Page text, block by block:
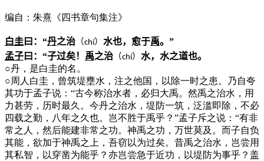
编自：朱熹《四书章句集注》
白圭曰：“丹之治 （chí） 水也，愈于禹。”
孟子曰：“子过矣！ 禹之治 （chí） 水，水之道也。
○丹，是白圭的名。
○周人白圭，曾筑堤壅水，注之他国，以除一时之患。乃自夸
其功于孟子说：“古今称治水者，必归大禹。然禹之治水，用
力甚劳，历时最久。今丹之治水，堤防一筑，泛滥即除，不必
四载之勤，八年之久也。岂不胜于禹乎？”孟子斥之说：“有非
常之人，然后能建非常之功。神禹之功，万世莫及。而子自负
其能，欲加于神禹之上，吾窃以为过矣。昔禹之治水，岂尝用
其私智，以穿凿为能乎？亦岂尝急于近功，以堤防为事乎？盖